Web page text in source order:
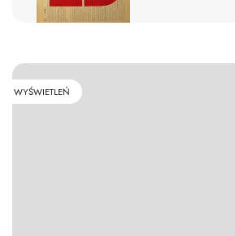
WYŚWIETLEŃ